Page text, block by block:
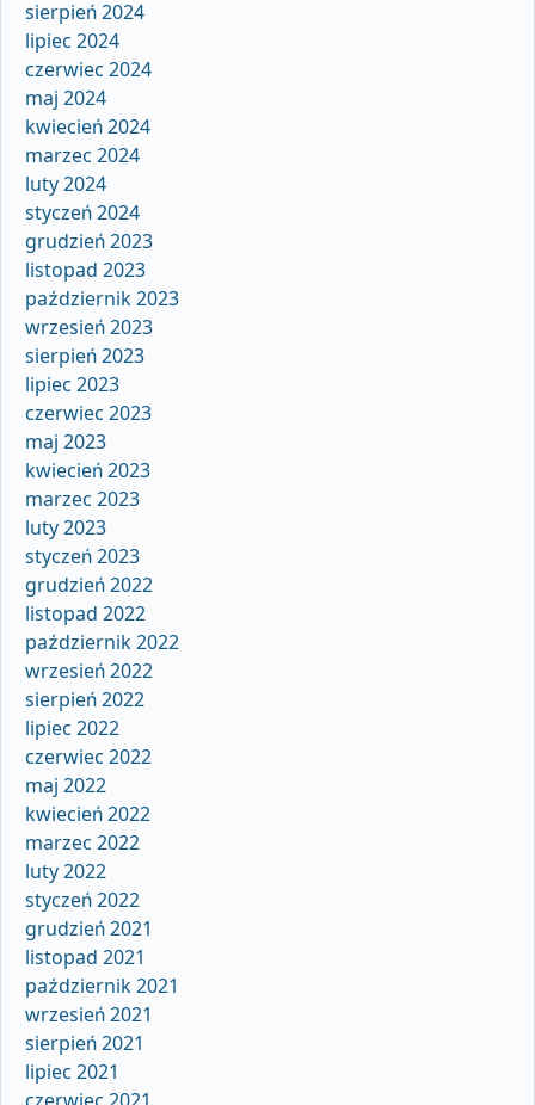
sierpień 2024
lipiec 2024
czerwiec 2024
maj 2024
kwiecień 2024
marzec 2024
luty 2024
styczeń 2024
grudzień 2023
listopad 2023
październik 2023
wrzesień 2023
sierpień 2023
lipiec 2023
czerwiec 2023
maj 2023
kwiecień 2023
marzec 2023
luty 2023
styczeń 2023
grudzień 2022
listopad 2022
październik 2022
wrzesień 2022
sierpień 2022
lipiec 2022
czerwiec 2022
maj 2022
kwiecień 2022
marzec 2022
luty 2022
styczeń 2022
grudzień 2021
listopad 2021
październik 2021
wrzesień 2021
sierpień 2021
lipiec 2021